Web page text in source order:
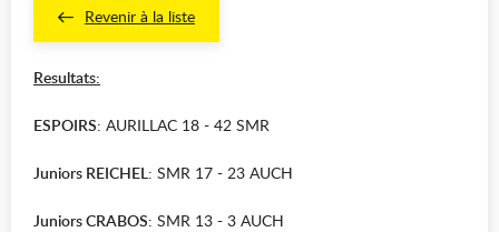
Revenir à la liste
Resultats:
ESPOIRS: AURILLAC 18 - 42 SMR
Juniors REICHEL: SMR 17 - 23 AUCH
Juniors CRABOS: SMR 13 - 3 AUCH